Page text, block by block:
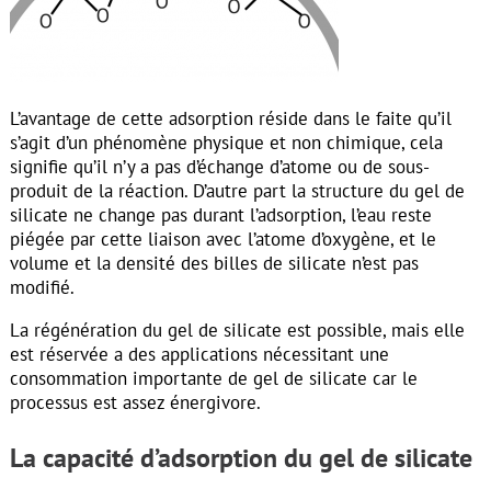
L’avantage de cette adsorption réside dans le faite qu’il
s’agit d’un phénomène physique et non chimique, cela
signifie qu’il n’y a pas d’échange d’atome ou de sous-
produit de la réaction. D’autre part la structure du gel de
silicate ne change pas durant l’adsorption, l’eau reste
piégée par cette liaison avec l’atome d’oxygène, et le
volume et la densité des billes de silicate n’est pas
modifié.
La régénération du gel de silicate est possible, mais elle
est réservée a des applications nécessitant une
consommation importante de gel de silicate car le
processus est assez énergivore.
La capacité d’adsorption du gel de silicate